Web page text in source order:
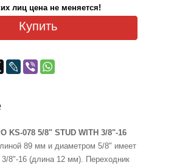
лиц цена не меняется!
Купить
KS-078 5/8" STUD WITH 3/8"-16
89 мм и диаметром 5/8" имеет
8"-16 (длина 12 мм). Переходник